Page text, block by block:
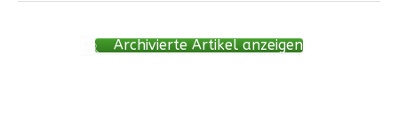
Archivierte Artikel anzeigen